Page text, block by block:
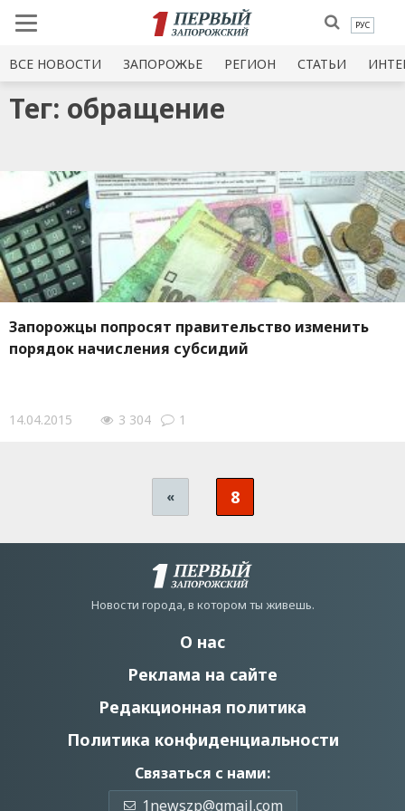
РУС
ВСЕ НОВОСТИ ЗАПОРОЖЬЕ РЕГИОН СТАТЬИ
Тег: обращение
Запорожцы попросят правительство изменить
порядок начисления субсидий
14.04.2015 3 304 1
« 8
Новости города, в котором ты живешь.
О нас
Реклама на сайте
Редакционная политика
Политика конфиденциальности
Связаться с нами:
1newszp@gmail.com